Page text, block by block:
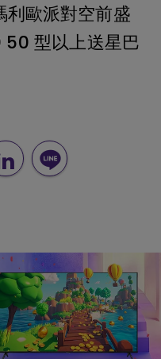
歐派對空前盛
型以上送星巴